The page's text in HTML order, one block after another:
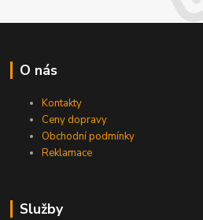
O nás
Kontakty
Ceny dopravy
Obchodní podmínky
Reklamace
Služby